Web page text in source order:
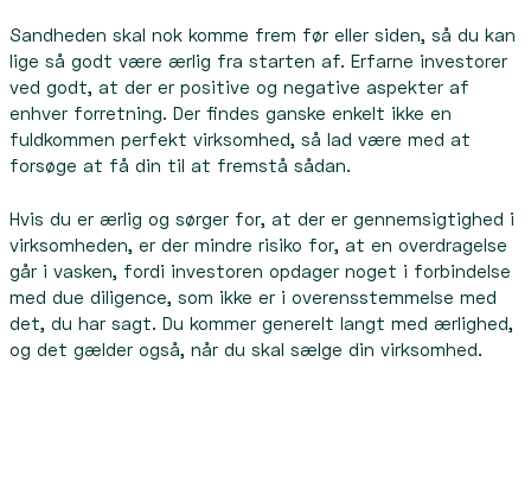
Sandheden skal nok komme frem før eller siden, så du kan
lige så godt være ærlig fra starten af. Erfarne investorer
ved godt, at der er positive og negative aspekter af
enhver forretning. Der findes ganske enkelt ikke en
fuldkommen perfekt virksomhed, så lad være med at
forsøge at få din til at fremstå sådan.
Hvis du er ærlig og sørger for, at der er gennemsigtighed i
virksomheden, er der mindre risiko for, at en overdragelse
går i vasken, fordi investoren opdager noget i forbindelse
med due diligence, som ikke er i overensstemmelse med
det, du har sagt. Du kommer generelt langt med ærlighed,
og det gælder også, når du skal sælge din virksomhed.